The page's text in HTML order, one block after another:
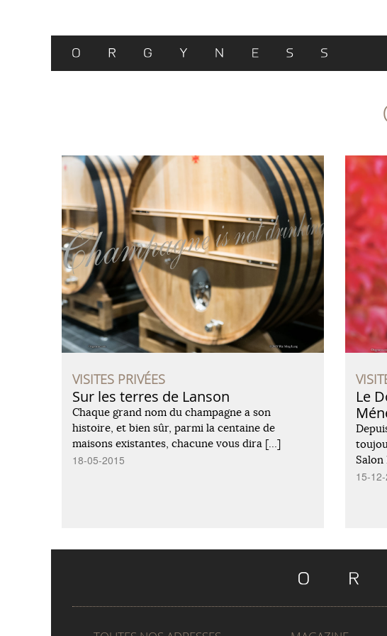
VISITES PRIVÉES
Sur les terres de Lanson
Chaque grand nom du champagne a son
histoire, et bien sûr, parmi la centaine de
maisons existantes, chacune vous dira […]
18-05-2015
Le
15-